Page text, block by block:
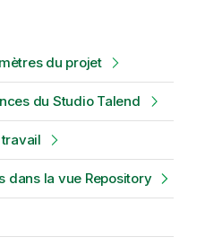
du projet
du Studio Talend
dans la vue Repository